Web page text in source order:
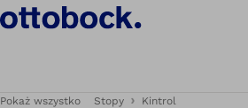
Pokaż wszystko Stopy Kintrol